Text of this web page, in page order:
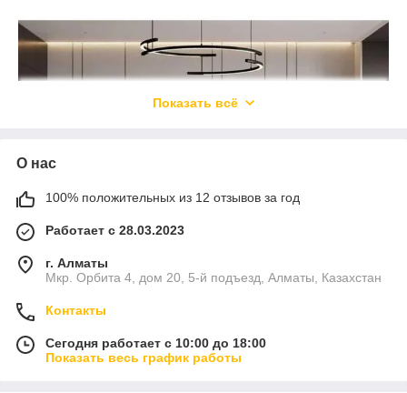
Показать всё
О нас
100% положительных из 12 отзывов за год
Работает с 28.03.2023
г. Алматы
Мкр. Орбита 4, дом 20, 5-й подъезд, Алматы, Казахстан
Контакты
Сегодня работает с 10:00 до 18:00
Показать весь график работы